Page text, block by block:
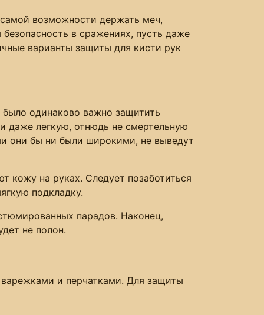
возможности держать меч,
в сражениях, пусть даже
варианты защиты для кисти рук
одинаково важно защитить
даже легкую, отнюдь не смертельную
они бы ни были широкими, не выведут
кожу на руках. Следует позаботиться
подкладку.
парадов. Наконец,
не полон.
и перчатками. Для защиты